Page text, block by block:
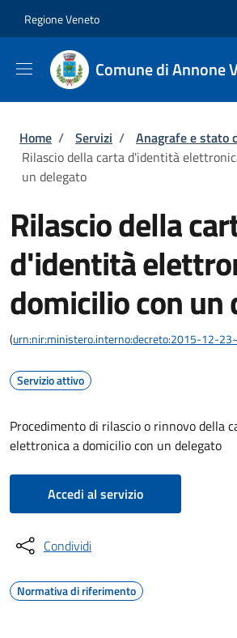
Regione Veneto
Comune di Annone
Briciole di pane
Home / Servizi / Anagrafe e stato
Rilascio della carta d'identità
un delegato
Rilascio della
d'identità
domicilio con un
(urn:nir:ministero.interno:decreto:2015-12-
Servizio attivo
Procedimento di rilascio o rinnovo della
elettronica a domicilio con un delegato
Accedi al servizio
Condividi
Normativa di riferimento